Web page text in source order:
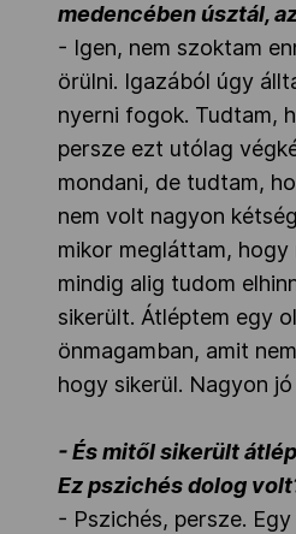
medencében úsztál,
- Igen, nem szoktam
örülni. Igazából úgy
nyerni fogok. Tudtam,
persze ezt utólag
mondani, de tudtam,
nem volt nagyon
mikor megláttam, hogy
mindig alig tudom
sikerült. Átléptem egy
önmagamban, amit
hogy sikerül.
- És mitől sikerült
Ez pszichés dolog
- Pszichés, persze.